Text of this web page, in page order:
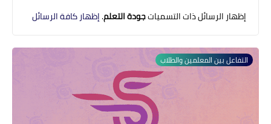
قضايا تربوية
منوعات إخبارية
مواضيع تربوية
‏إظهار الرسائل ذات التسمياتجودة التعلم.إظهار كافة الرسائل
التفاعل بين المعلمين والطلاب